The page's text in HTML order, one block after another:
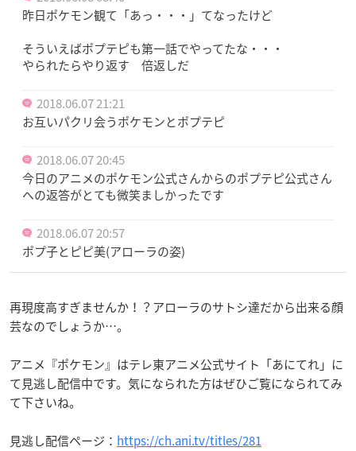
昨日ポケモン観て「あっ・・・」てなったけど
そういえばポプテピも第一話でやってたな・・・
やられたらやり返す 倍返しだ
2018.06.07 21:21
お互いパクリ会うポケモンとポプテピ
2018.06.07 20:45
今日のアニメのポケモン公式さんからのポプテピ公式さん
への返答がとても微笑ましかったです
2018.06.07 20:57
ポプ子とピピ美(アローラの姿)
再現度高すぎませんか！？アローラのサトシ達だから出来る顔
芸なのでしょうか…。
アニメ『ポケモン』はテレ東アニメ公式サイト「あにてれ」に
て見逃し配信中です。気になられた方はぜひご覧になられてみ
て下さいね。
見逃し配信ページ： https://ch.ani.tv/titles/281